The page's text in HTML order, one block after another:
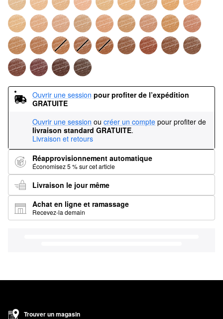
Ouvrir une session pour profiter de l’expédition
GRATUITE
Ouvrir une session ou créer un compte pour profiter de
livraison standard GRATUITE.
Livraison et retours
Réapprovisionnement automatique
Économisez 5 % sur cet article
Livraison le jour même
Achat en ligne et ramassage
Recevez-la demain
Trouver un magasin